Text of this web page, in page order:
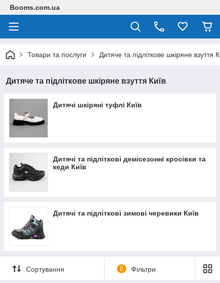
Booms.com.ua
Товари та послуги Дитяче та підліткове шкіряне взуття
Дитяче та підліткове шкіряне взуття Київ
Дитячі шкіряні туфлі Київ
Дитячі та підліткові демісезонні кросівки та
кеди Київ
Дитячі та підліткові зимові черевики Київ
Сортування 0 Фільтри